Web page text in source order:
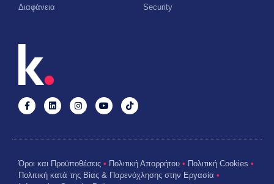
Διαφάνεια
Security
Όροι και Προϋποθέσεις • Πολιτική Απορρήτου • Πολιτική Cookies •
Πολιτική κατά της Βίας & Παρενόχλησης στην Εργασία •